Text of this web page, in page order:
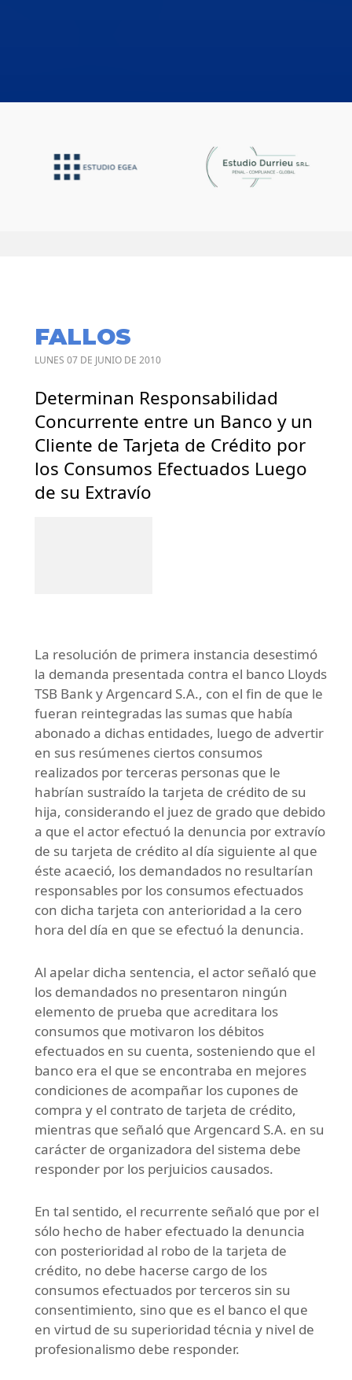
FALLOS
LUNES 07 DE JUNIO DE 2010
Determinan Responsabilidad
Concurrente entre un Banco y un
Cliente de Tarjeta de Crédito por
los Consumos Efectuados Luego
de su Extravío
La resolución de primera instancia desestimó
la demanda presentada contra el banco Lloyds
TSB Bank y Argencard S.A., con el fin de que le
fueran reintegradas las sumas que había
abonado a dichas entidades, luego de advertir
en sus resúmenes ciertos consumos
realizados por terceras personas que le
habrían sustraído la tarjeta de crédito de su
hija, considerando el juez de grado que debido
a que el actor efectuó la denuncia por extravío
de su tarjeta de crédito al día siguiente al que
éste acaeció, los demandados no resultarían
responsables por los consumos efectuados
con dicha tarjeta con anterioridad a la cero
hora del día en que se efectuó la denuncia.
Al apelar dicha sentencia, el actor señaló que
los demandados no presentaron ningún
elemento de prueba que acreditara los
consumos que motivaron los débitos
efectuados en su cuenta, sosteniendo que el
banco era el que se encontraba en mejores
condiciones de acompañar los cupones de
compra y el contrato de tarjeta de crédito,
mientras que señaló que Argencard S.A. en su
carácter de organizadora del sistema debe
responder por los perjuicios causados.
En tal sentido, el recurrente señaló que por el
sólo hecho de haber efectuado la denuncia
con posterioridad al robo de la tarjeta de
crédito, no debe hacerse cargo de los
consumos efectuados por terceros sin su
consentimiento, sino que es el banco el que
en virtud de su superioridad técnia y nivel de
profesionalismo debe responder.